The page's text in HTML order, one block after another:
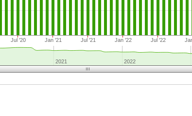
Jul '20 Jan '21 Jul '21 Jan '22 Jul '22
2021 2022